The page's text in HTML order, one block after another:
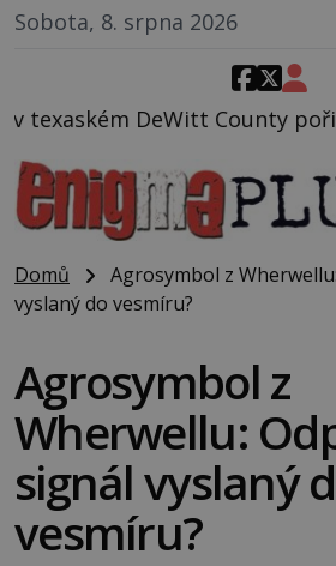
Sobota, 8. srpna 2026
pořizuje video, na
Domů
Agrosymbol z
vyslaný do vesmíru?
Agrosymbol z
Wherwellu:
signál vyslaný
vesmíru?